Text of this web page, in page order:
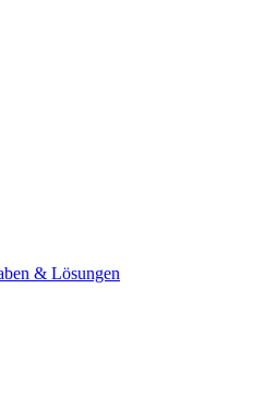
& Lösungen